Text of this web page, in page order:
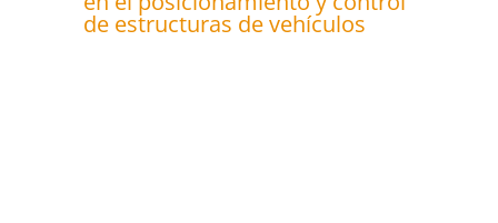
de estructuras de vehículos